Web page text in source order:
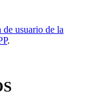
usuario de la
.